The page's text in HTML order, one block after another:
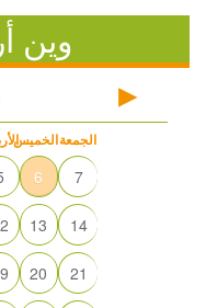
وين
الخميسالجمعة
6 7
13 14
20 21